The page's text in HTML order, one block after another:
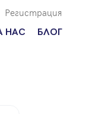
Регистрация
НАС БЛОГ